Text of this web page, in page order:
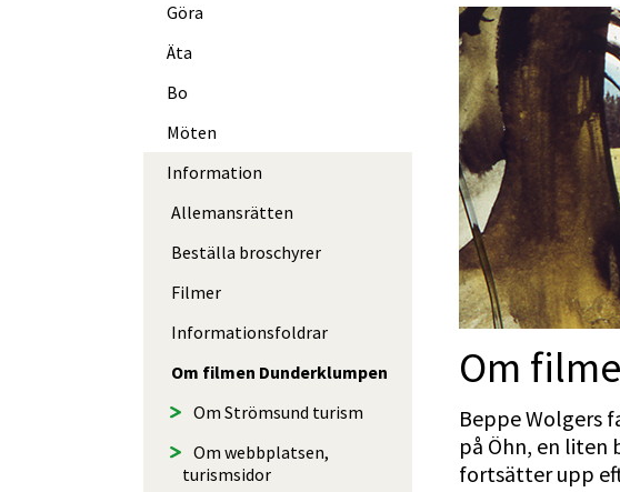
Om
Beppe Wolgers
på Öhn, en liten
fortsätter upp
Göra
Äta
Bo
Möten
Information
Allemansrätten
Beställa broschyrer
Filmer
Informations­foldrar
Om filmen Dunder­klumpen
Om Strömsund turism
Om webbplatsen,
turismsidor